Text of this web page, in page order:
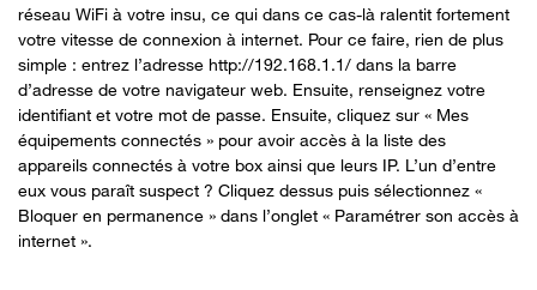
réseau WiFi à votre insu, ce qui dans ce cas-là ralentit fortement
votre vitesse de connexion à internet. Pour ce faire, rien de plus
simple : entrez l’adresse http://192.168.1.1/ dans la barre
d’adresse de votre navigateur web. Ensuite, renseignez votre
identifiant et votre mot de passe. Ensuite, cliquez sur « Mes
équipements connectés » pour avoir accès à la liste des
appareils connectés à votre box ainsi que leurs IP. L’un d’entre
eux vous paraît suspect ? Cliquez dessus puis sélectionnez «
Bloquer en permanence » dans l’onglet « Paramétrer son accès à
internet ».